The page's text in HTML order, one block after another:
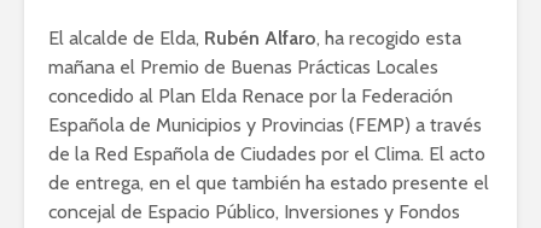
El alcalde de Elda, Rubén Alfaro, ha recogido esta
mañana el Premio de Buenas Prácticas Locales
concedido al Plan Elda Renace por la Federación
Española de Municipios y Provincias (FEMP) a través
de la Red Española de Ciudades por el Clima. El acto
de entrega, en el que también ha estado presente el
concejal de Espacio Público, Inversiones y Fondos